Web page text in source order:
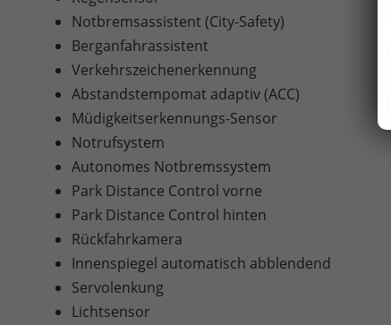
Notbremsassistent (City-Safety)
Berganfahrassistent
Verkehrszeichenerkennung
Abstandstempomat adaptiv (ACC)
Müdigkeitserkennungs-Sensor
Notrufsystem
Autonomes Notbremssystem
Park Distance Control vorne
Park Distance Control hinten
Rückfahrkamera
Innenspiegel automatisch abblendend
Servolenkung
Lichtsensor